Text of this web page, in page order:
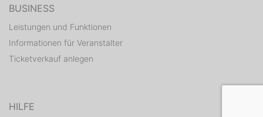
BUSINESS
Leistungen und Funktionen
Informationen für Veranstalter
Ticketverkauf anlegen
HILFE